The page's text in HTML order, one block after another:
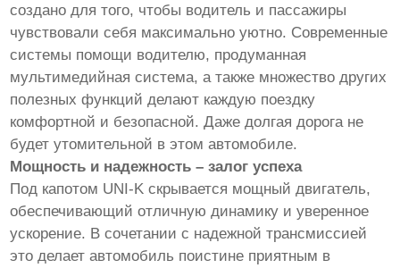
создано для того, чтобы водитель и пассажиры
чувствовали себя максимально уютно. Современные
системы помощи водителю, продуманная
мультимедийная система, а также множество других
полезных функций делают каждую поездку
комфортной и безопасной. Даже долгая дорога не
будет утомительной в этом автомобиле.
Мощность и надежность – залог успеха
Под капотом UNI-K скрывается мощный двигатель,
обеспечивающий отличную динамику и уверенное
ускорение. В сочетании с надежной трансмиссией
это делает автомобиль поистине приятным в